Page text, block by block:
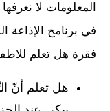
المعلومات لا
في برنامج الإذاعة
فقرة هل تعلم
هل تعلم أنّ